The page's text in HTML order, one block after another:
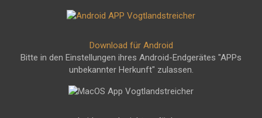
Download für Android
Bitte in den Einstellungen ihres Android-Endgerätes "APPs
unbekannter Herkunft" zulassen.